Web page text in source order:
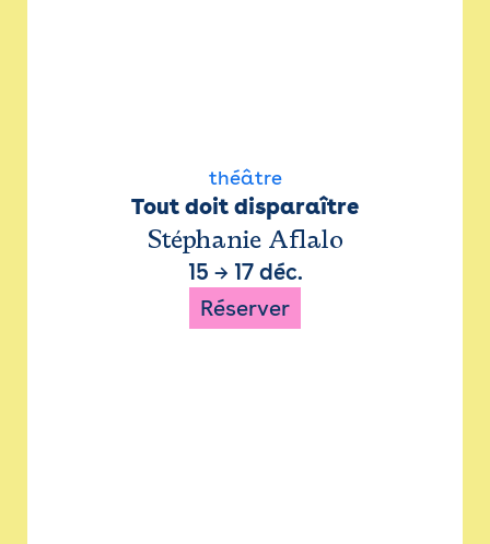
théâtre
Tout doit disparaître
Stéphanie Aflalo
15 → 17 déc.
Réserver